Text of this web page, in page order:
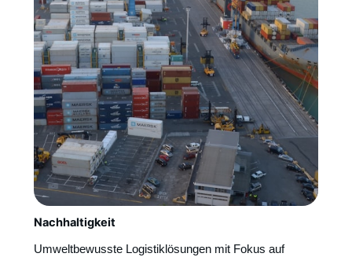
Nachhaltigkeit
Umweltbewusste Logistiklösungen mit Fokus auf